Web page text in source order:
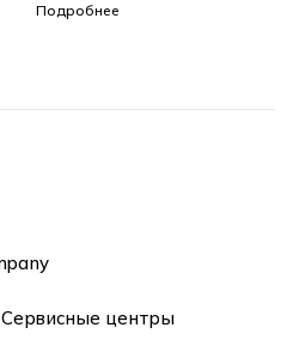
Подробнее
Сервисные центры